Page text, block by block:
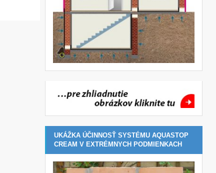
UKÁŽKA ÚČINNOSŤ SYSTÉMU AQUASTOP
CREAM V EXTRÉMNYCH PODMIENKACH